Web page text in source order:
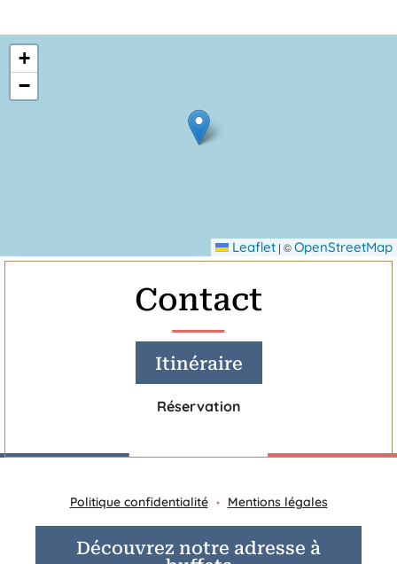
+
−
Leaflet | ©OpenStreetMap
Contact
Itinéraire
Réservation
Politique confidentialité Mentions légales
Découvrez notre adresse à